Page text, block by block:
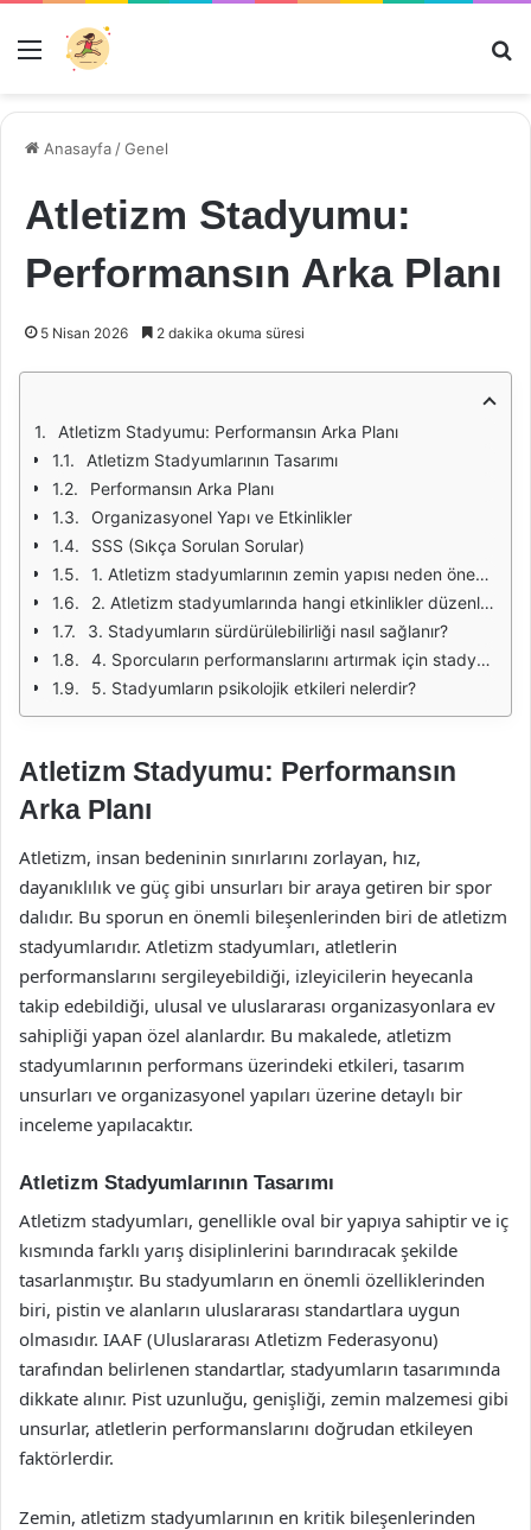
Menü
Anasayfa /Genel
Atletizm Stadyumu:
Performansın Arka Planı
5 Nisan 2026 2 dakika okuma süresi
Atletizm Stadyumu: Performansın Arka Planı
Atletizm Stadyumlarının Tasarımı
Performansın Arka Planı
Organizasyonel Yapı ve Etkinlikler
SSS (Sıkça Sorulan Sorular)
1. Atletizm stadyumlarının zemin yapısı neden önemlidir?
2. Atletizm stadyumlarında hangi etkinlikler düzenlenir?
3. Stadyumların sürdürülebilirliği nasıl sağlanır?
4. Sporcuların performanslarını artırmak için stadyumlarda hangi destek hizmetleri sunulur?
5. Stadyumların psikolojik etkileri nelerdir?
Atletizm Stadyumu: Performansın
Arka Planı
Atletizm, insan bedeninin sınırlarını zorlayan, hız,
dayanıklılık ve güç gibi unsurları bir araya getiren bir spor
dalıdır. Bu sporun en önemli bileşenlerinden biri de atletizm
stadyumlarıdır. Atletizm stadyumları, atletlerin
performanslarını sergileyebildiği, izleyicilerin heyecanla
takip edebildiği, ulusal ve uluslararası organizasyonlara ev
sahipliği yapan özel alanlardır. Bu makalede, atletizm
stadyumlarının performans üzerindeki etkileri, tasarım
unsurları ve organizasyonel yapıları üzerine detaylı bir
inceleme yapılacaktır.
Atletizm Stadyumlarının Tasarımı
Atletizm stadyumları, genellikle oval bir yapıya sahiptir ve iç
kısmında farklı yarış disiplinlerini barındıracak şekilde
tasarlanmıştır. Bu stadyumların en önemli özelliklerinden
biri, pistin ve alanların uluslararası standartlara uygun
olmasıdır. IAAF (Uluslararası Atletizm Federasyonu)
tarafından belirlenen standartlar, stadyumların tasarımında
dikkate alınır. Pist uzunluğu, genişliği, zemin malzemesi gibi
unsurlar, atletlerin performanslarını doğrudan etkileyen
faktörlerdir.
Zemin, atletizm stadyumlarının en kritik bileşenlerinden